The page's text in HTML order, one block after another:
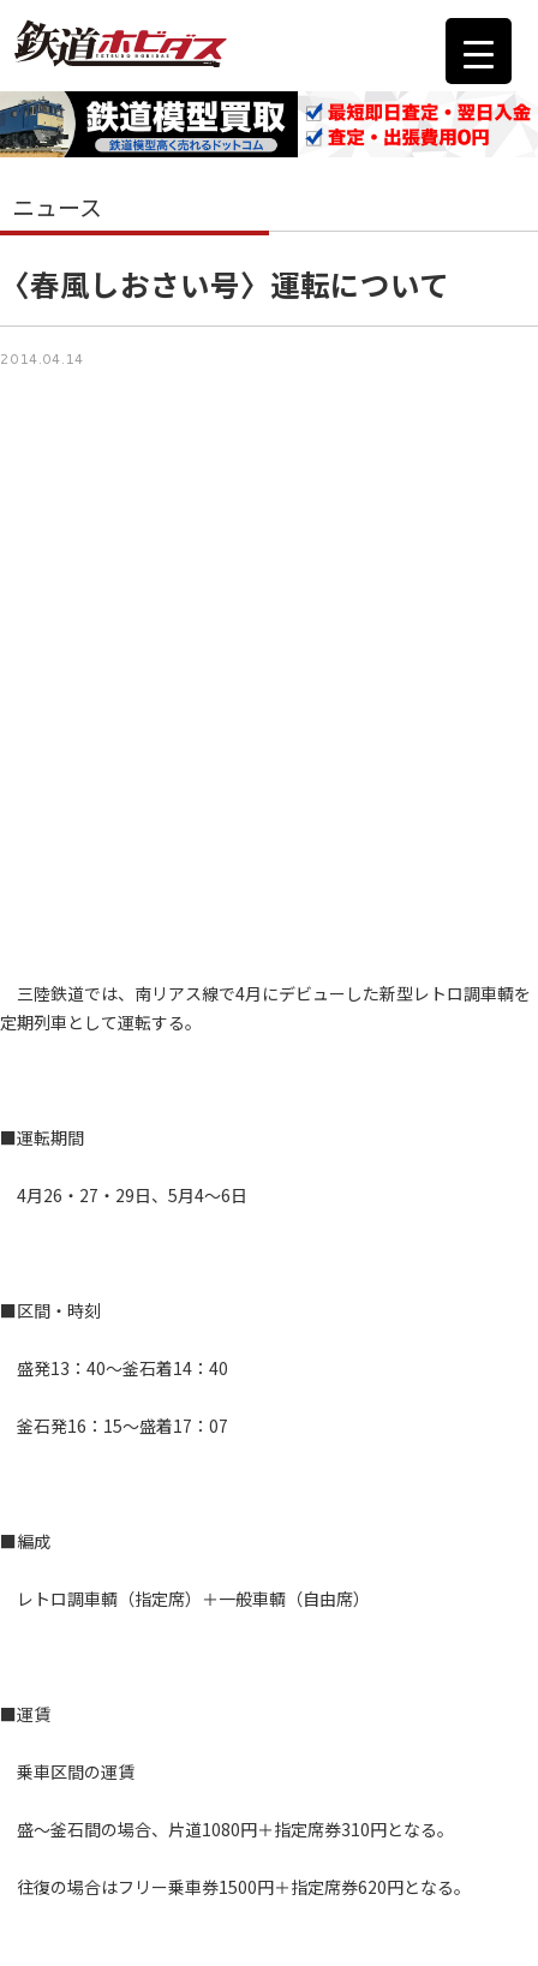
ニュース
〈春風しおさい号〉運転について
2014.04.14
三陸鉄道では、南リアス線で4月にデビューした新型レトロ調車輌を
定期列車として運転する。
■運転期間
4月26・27・29日、5月4～6日
■区間・時刻
盛発13：40～釜石着14：40
釜石発16：15～盛着17：07
■編成
レトロ調車輌（指定席）＋一般車輌（自由席）
■運賃
乗車区間の運賃
盛～釜石間の場合、片道1080円＋指定席券310円となる。
往復の場合はフリー乗車券1500円＋指定席券620円となる。